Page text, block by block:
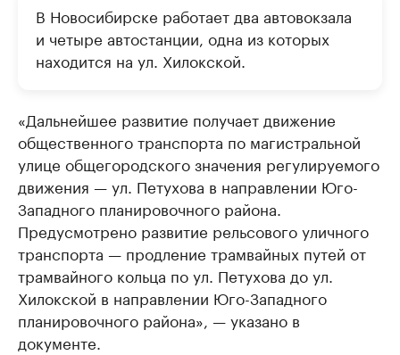
В Новосибирске работает два автовокзала
и четыре автостанции, одна из которых
находится на ул. Хилокской.
«Дальнейшее развитие получает движение
общественного транспорта по магистральной
улице общегородского значения регулируемого
движения — ул. Петухова в направлении Юго-
Западного планировочного района.
Предусмотрено развитие рельсового уличного
транспорта — продление трамвайных путей от
трамвайного кольца по ул. Петухова до ул.
Хилокской в направлении Юго-Западного
планировочного района», — указано в
документе.